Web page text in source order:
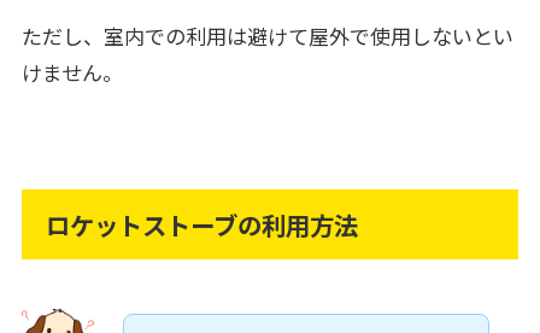
ただし、室内での利用は避けて屋外で使用しないとい
けません。
ロケットストーブの利用方法